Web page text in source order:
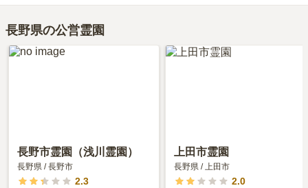
きる場所を選ぶことです。
詳細な行き方や送迎バスの有無については、資料請求で最新の情報
をご確認ください。
設備・環境、管理状況、周辺施設が高く評価されています。
利用者様からは「近くに運動公園があり静かな環境。車で移動すれ
長野県の公営霊園
長野市霊園（浅川霊園）
長野県 /長野市
2.3
上田市霊園
長野県 /上田市
2.0